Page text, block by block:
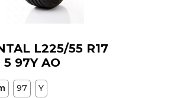
L225/55 R17
97Y AO
97 Y